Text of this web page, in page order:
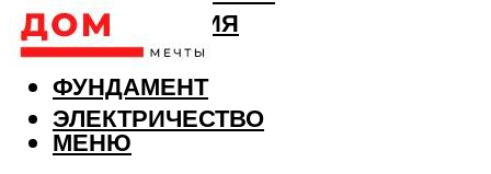
КАНАЛИЗАЦИЯ
ОТОПЛЕНИЕ
ФУНДАМЕНТ
ЭЛЕКТРИЧЕСТВО
МЕНЮ